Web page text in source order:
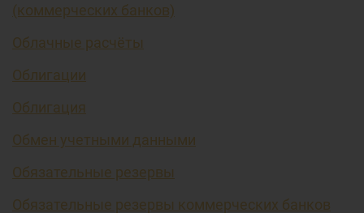
(коммерческих банков)
Облачные расчёты
Облигации
Облигация
Обмен учетными данными
Обязательные резервы
Обязательные резервы коммерческих банков